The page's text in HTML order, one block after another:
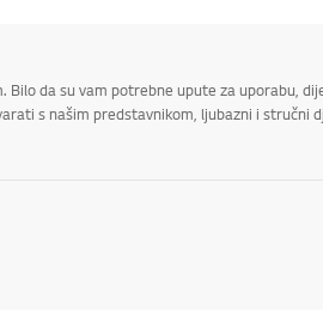
da su vam potrebne upute za uporabu,
s našim predstavnikom, ljubazni i stručni